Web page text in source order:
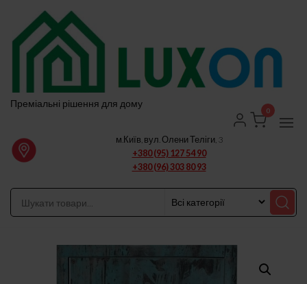
Перейти
вмісту
Преміальні рішення для дому
м.Київ, вул. Олени Теліги, 3
+380 (95) 127 54 90
+380 (96) 303 80 93
0